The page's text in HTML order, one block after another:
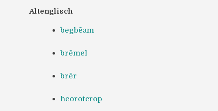
Altenglisch
begbēam
brēmel
brēr
heorotcrop